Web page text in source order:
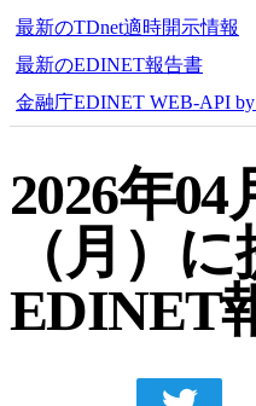
最新のTDnet適時開示情報
最新のEDINET報告書
金融庁EDINET WEB-API
2026年04
（月）
EDINET